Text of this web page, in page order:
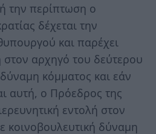
την περίπτωση ο
δέχεται την
και παρέχει
στον αρχηγό του δεύτερου
κόμματος και εάν
αυτή, ο Πρόεδρος της
εντολή στον
κοινοβουλευτική δύναμη